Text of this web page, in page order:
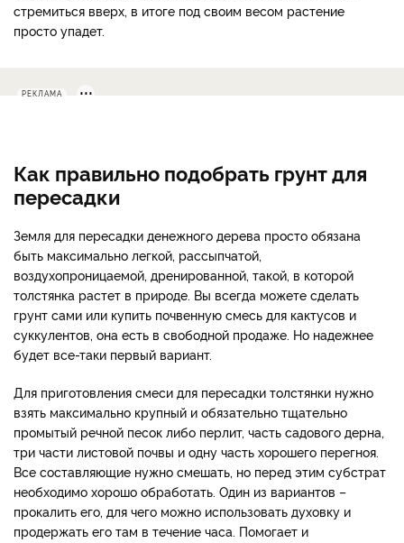
стремиться вверх, в итоге под своим весом растение
просто упадет.
РЕКЛАМА
Как правильно подобрать грунт для
пересадки
Земля для пересадки денежного дерева просто обязана
быть максимально легкой, рассыпчатой,
воздухопроницаемой, дренированной, такой, в которой
толстянка растет в природе. Вы всегда можете сделать
грунт сами или купить почвенную смесь для кактусов и
суккулентов, она есть в свободной продаже. Но надежнее
будет все-таки первый вариант.
Для приготовления смеси для пересадки толстянки нужно
взять максимально крупный и обязательно тщательно
промытый речной песок либо перлит, часть садового дерна,
три части листовой почвы и одну часть хорошего перегноя.
Все составляющие нужно смешать, но перед этим субстрат
необходимо хорошо обработать. Один из вариантов –
прокалить его, для чего можно использовать духовку и
продержать его там в течение часа. Помогает и